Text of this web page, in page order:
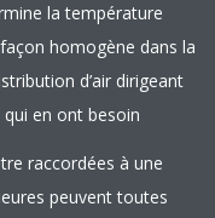
la température
homogène dans la
d’air dirigeant
qui en ont besoin
raccordées à une
peuvent toutes